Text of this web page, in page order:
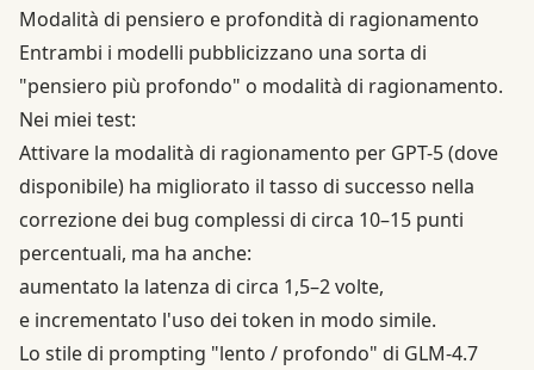
Modalità di pensiero e profondità di ragionamento
Entrambi i modelli pubblicizzano una sorta di
"pensiero più profondo" o modalità di ragionamento.
Nei miei test:
Attivare la modalità di ragionamento per GPT-5 (dove
disponibile) ha migliorato il tasso di successo nella
correzione dei bug complessi di circa 10–15 punti
percentuali, ma ha anche:
aumentato la latenza di circa 1,5–2 volte,
e incrementato l'uso dei token in modo simile.
Lo stile di prompting "lento / profondo" di GLM-4.7